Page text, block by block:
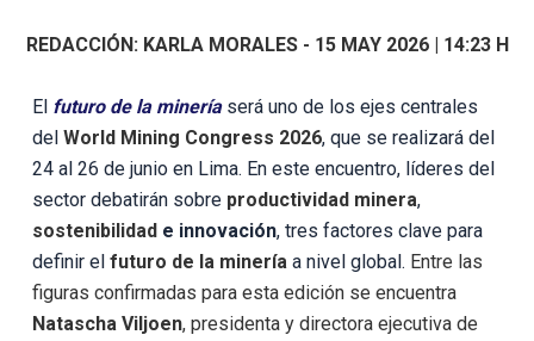
REDACCIÓN: KARLA MORALES- 15 MAY 2026 | 14:23 H
El futuro de la mineríaserá uno de los ejes centrales
delWorld Mining Congress 2026, que se realizará del
24 al 26 de junio en Lima. En este encuentro, líderes del
sector debatirán sobre productividad minera,
sostenibilidad e innovación, tres factores clave para
definir elfuturo de la minería a nivel global. Entre las
figuras confirmadas para esta edición se encuentra
Natascha Viljoen, presidenta y directora ejecutiva de